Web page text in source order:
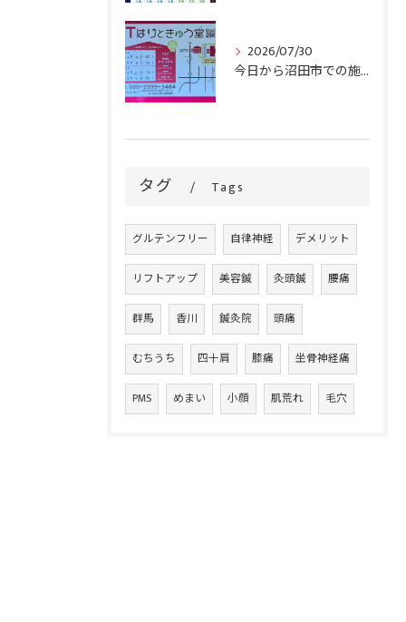
2026/07/30
今日から沼田市での施術がスタートです！
タグ Tags
グルテンフリー 自律神経 デメリット
リフトアップ 美容鍼 灸頭鍼 腰痛
群馬 香川 鍼灸院 頭痛
むちうち 四十肩 膝痛 坐骨神経痛
PMS めまい 小顔 肌荒れ 毛穴